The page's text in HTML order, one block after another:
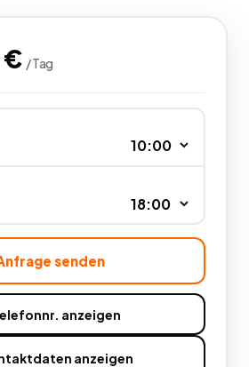
€ /Tag
senden
anzeigen
anzeigen